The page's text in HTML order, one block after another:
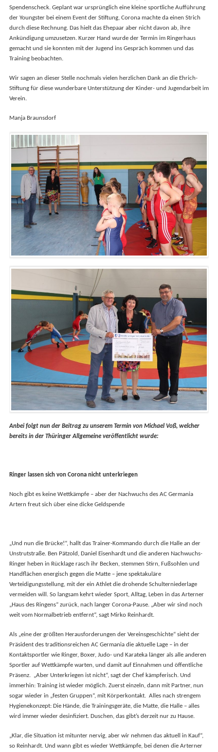
Spendenscheck. Geplant war ursprünglich eine kleine sportliche Aufführung
der Youngster bei einem Event der Stiftung, Corona machte da einen Strich
durch diese Rechnung. Das hielt das Ehepaar aber nicht davon ab, ihre
Ankündigung umzusetzen. Kurzer Hand wurde der Termin im Ringerhaus
gemacht und sie konnten mit der Jugend ins Gespräch kommen und das
Training beobachten.
Wir sagen an dieser Stelle nochmals vielen herzlichen Dank an die Ehrich-
Stiftung für diese wunderbare Unterstützung der Kinder- und Jugendarbeit im
Verein.
Manja Braunsdorf
Anbei folgt nun der Beitrag zu unserem Termin von Michael Voß, welcher
bereits in der Thüringer Allgemeine veröffentlicht wurde:
Ringer lassen sich von Corona nicht unterkriegen
Noch gibt es keine Wettkämpfe – aber der Nachwuchs des AC Germania
Artern freut sich über eine dicke Geldspende
„Und nun die Brücke!“, hallt das Trainer-Kommando durch die Halle an der
Unstrutstraße. Ben Pätzold, Daniel Eisenhardt und die anderen Nachwuchs-
Ringer heben in Rücklage rasch ihr Becken, stemmen Stirn, Fußsohlen und
Handflächen energisch gegen die Matte – jene spektakuläre
Verteidigungsstellung, mit der ein Athlet die drohende Schulterniederlage
vermeiden will. So langsam kehrt wieder Sport, Alltag, Leben in das Arterner
„Haus des Ringens“ zurück, nach langer Corona-Pause. „Aber wir sind noch
weit vom Normalbetrieb entfernt“, sagt Mirko Reinhardt.
Als „eine der größten Herausforderungen der Vereinsgeschichte“ sieht der
Präsident des traditionsreichen AC Germania die aktuelle Lage – in der
Kontaktsportler wie Ringer, Boxer, Judo- und Karateka länger als alle anderen
Sportler auf Wettkämpfe warten, und damit auf Einnahmen und öffentliche
Präsenz. „Aber Unterkriegen ist nicht“, sagt der Chef kämpferisch. Und
immerhin: Training ist wieder möglich. Zuerst einzeln, dann mit Partner, nun
sogar wieder in „festen Gruppen“, mit Körperkontakt. Alles nach strengem
Hygienekonzept: Die Hände, die Trainingsgeräte, die Matte, die Halle – alles
wird immer wieder desinfiziert. Duschen, das gibt’s derzeit nur zu Hause.
„Klar, die Situation ist mitunter nervig, aber wir nehmen das aktuell in Kauf“,
so Reinhardt. Und wann gibt es wieder Wettkämpfe, bei denen die Arterner